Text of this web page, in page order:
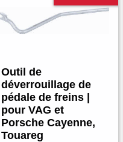
Outil de
déverrouillage de
pédale de freins |
pour VAG et
Porsche Cayenne,
Touareg